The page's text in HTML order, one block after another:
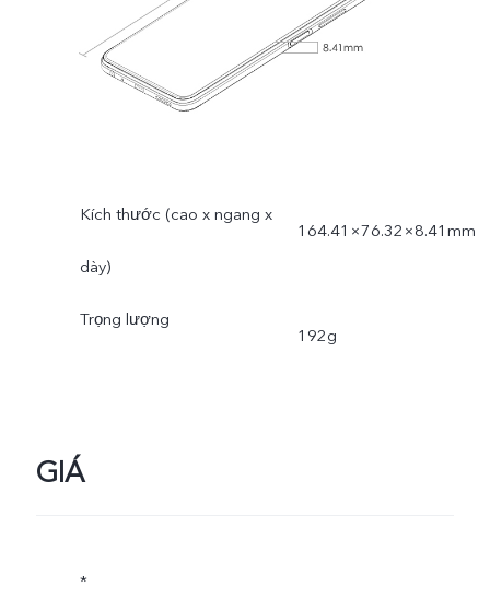
Kích thước (cao x ngang x
dày)
164.41×76.32×8.41mm
Trọng lượng
192g
GIÁ
*